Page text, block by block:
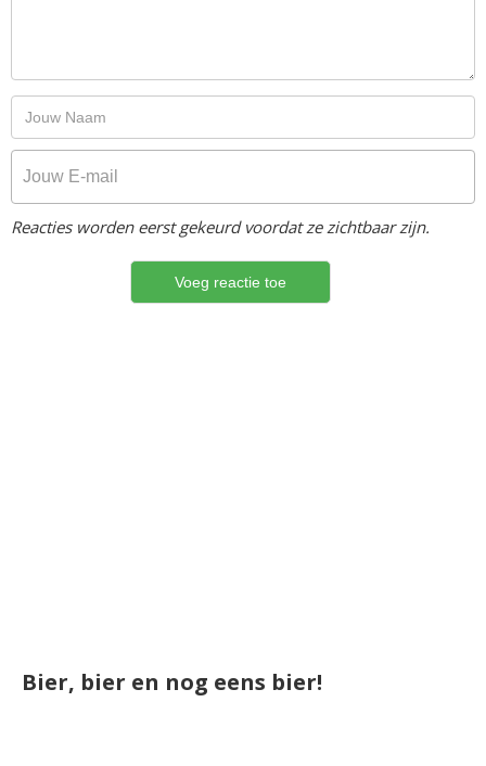
Reacties worden eerst gekeurd voordat ze zichtbaar zijn.
Bier, bier en nog eens bier!